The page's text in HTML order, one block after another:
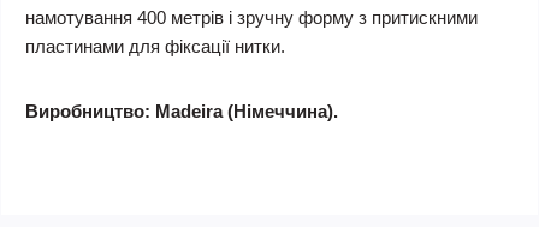
намотування 400 метрів і зручну форму з притискними
пластинами для фіксації нитки.
Виробництво: Madeira (Німеччина).